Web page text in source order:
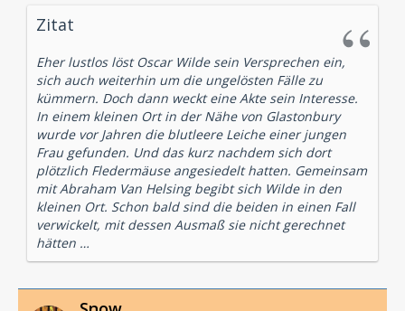
Zitat
Eher lustlos löst Oscar Wilde sein Versprechen ein,
sich auch weiterhin um die ungelösten Fälle zu
kümmern. Doch dann weckt eine Akte sein Interesse.
In einem kleinen Ort in der Nähe von Glastonbury
wurde vor Jahren die blutleere Leiche einer jungen
Frau gefunden. Und das kurz nachdem sich dort
plötzlich Fledermäuse angesiedelt hatten. Gemeinsam
mit Abraham Van Helsing begibt sich Wilde in den
kleinen Ort. Schon bald sind die beiden in einen Fall
verwickelt, mit dessen Ausmaß sie nicht gerechnet
hätten …